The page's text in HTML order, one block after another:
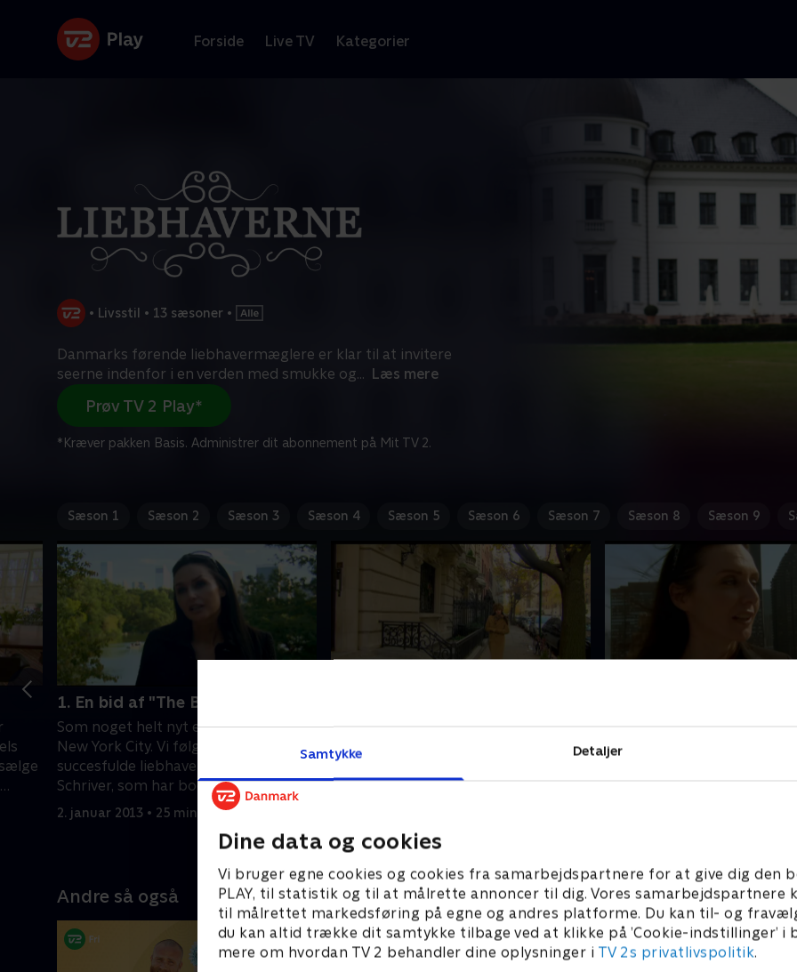
Samtykke Detaljer
Dine data og cookies
Vi bruger egne cookies og cookies fra samarbejdspartnere for at give dig den
PLAY, til statistik og til at målrette annoncer til dig. Vores samarbejdspartnere
til målrettet markedsføring på egne og andres platforme. Du kan til- og
du kan altid trække dit samtykke tilbage ved at klikke på ’Cookie-indstillinger’ i
mere om hvordan TV 2 behandler dine oplysninger i TV 2s privatlivspolitik.
Forside Live TV Kategorier
• Livsstil • 13 sæsoner •
Danmarks førende liebhavermæglere er klar til at invitere
seerne indenfor i en verden med smukke og... Læs mere
Prøv TV 2 Play*
*Kræver pakken Basis. Administrer dit abonnement på Mit TV 2.
Sæson 1 Sæson 2 Sæson 3 Sæson 4 Sæson 5 Sæson 6 Sæson 7 Sæson 8 Sæson 9
1. En bid af "The Big Apple"
Som noget helt nyt er vi rykket til
New York City. Vi følger den smukke,
succesfulde liebhavermægler Bettina
Schriver, som har boet og arbejdet på
Manhattan de sidste 10 år. Bettina
har en fortid som model og
ejendomsmægler i Århus. Hjemme i
Danmark viser Pernille Sams én af
Nordsjællands flotteste og mest
luksuriøse villaer frem til en travl
restauratørfamilie med mange børn.
Og Jan Fog er hjemme hos hele
Danmarks rockmama Sanne
2. januar 2013 • 25 min
Jan Fog skal vurdere et fantastisk
rækkehus på Holmen, som er en del
af det gamle bådeværft fra 1867.
Bettina Schriver har gang i
Laila Køj, som skal investere i en
lejlighed i New York til en gruppe
velhavende danskere. Pernille Sams
viser et meget gennemført hus i
Nordsjælland til Mark Anthony, som
er lige ved at købe huset som
fødselsdagsgave til sin kone Gitte.
Odense for at vurdere, hvad
85.500.000 kr - men
ikke perfekt for Malena.
Andre så også